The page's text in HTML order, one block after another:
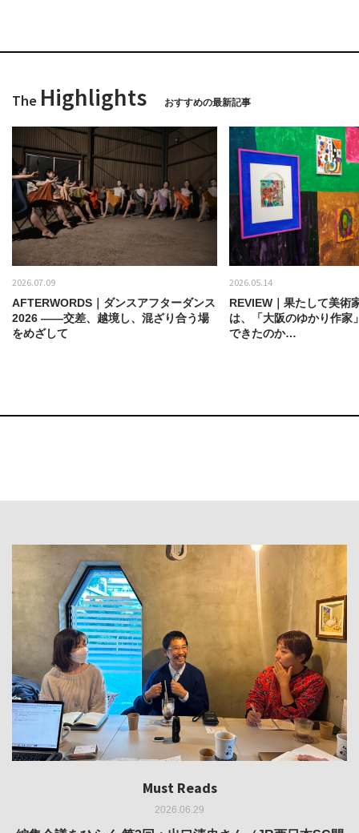
The Highlights おすすめの最新記事
2026.07.09
AFTERWORDS｜ダンスアフターダンス
2026 ——交差、越境し、混ざり合う場
をめざして
2026.05.14
REVIEW｜果たして美術
は、「大阪のゆかり作家
できたのか…
Must Reads
2026.06.29
Must Reads
2026.05.14
Must Reads
2026.03.11
Must Reads
2026.02.25
Must Reads
2025.10.01